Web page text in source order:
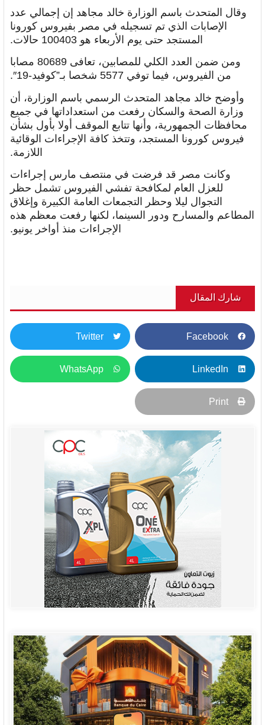
وقال المتحدث باسم الوزارة خالد مجاهد إن إجمالي عدد
الإصابات الذي تم تسجيله في مصر بفيروس كورونا
المستجد حتى يوم الأربعاء هو 100403 حالات.
ومن ضمن العدد الكلي للمصابين، تعافى 80689 مصابا
من الفيروس، فيما توفي 5577 شخصا بـ”كوفيد-19″.
وأوضح خالد مجاهد المتحدث الرسمي باسم الوزارة، أن
وزارة الصحة والسكان رفعت من استعداداتها في جميع
محافظات الجمهورية، وأنها تتابع الموقف أولا بأول بشأن
فيروس كورونا المستجد، وتتخذ كافة الإجراءات الوقائية
اللازمة.
وكانت مصر قد فرضت في منتصف مارس إجراءات
للعزل العام لمكافحة تفشي الفيروس تشمل حظر
التجوال ليلا وحظر التجمعات العامة الكبيرة وإغلاق
المطاعم والمسارح ودور السينما، لكنها رفعت معظم هذه
الإجراءات منذ أواخر يونيو.
شارك المقال
Facebook
Twitter
LinkedIn
WhatsApp
Print